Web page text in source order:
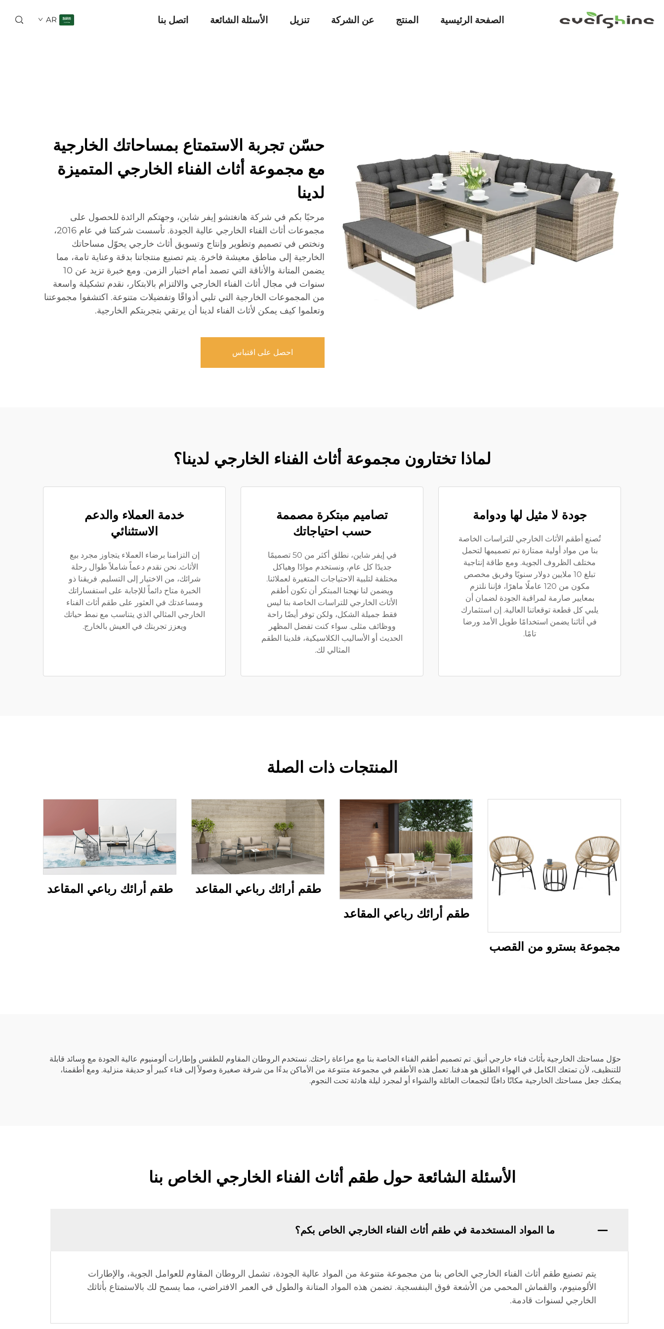
الصفحة الرئيسية المنتج عن الشركة تنزيل الأسئلة الشائعة اتصل بنا AR
حسّن تجربة الاستمتاع بمساحاتك الخارجية
مع مجموعة أثاث الفناء الخارجي المتميزة
لدينا
مرحبًا بكم في شركة هانغتشو إيفر شاين، وجهتكم الرائدة للحصول على
مجموعات أثاث الفناء الخارجي عالية الجودة. تأسست شركتنا في عام 2016،
ونختص في تصميم وتطوير وإنتاج وتسويق أثاث خارجي يحوّل مساحاتك
الخارجية إلى مناطق معيشة فاخرة. يتم تصنيع منتجاتنا بدقة وعناية تامة، مما
يضمن المتانة والأناقة التي تصمد أمام اختبار الزمن. ومع خبرة تزيد عن 10
سنوات في مجال أثاث الفناء الخارجي والالتزام بالابتكار، نقدم تشكيلة واسعة
من المجموعات الخارجية التي تلبي أذواقًا وتفضيلات متنوعة. اكتشفوا مجموعتنا
وتعلموا كيف يمكن لأثاث الفناء لدينا أن يرتقي بتجربتكم الخارجية.
احصل على اقتباس
لماذا تختارون مجموعة أثاث الفناء الخارجي لدينا؟
جودة لا مثيل لها ودوامة
تُصنع أطقم الأثاث الخارجي للتراسات الخاصة
بنا من مواد أولية ممتازة تم تصميمها لتحمل
مختلف الظروف الجوية. ومع طاقة إنتاجية
تبلغ 10 ملايين دولار سنويًا وفريق مخصص
مكون من 120 عاملًا ماهرًا، فإننا نلتزم
بمعايير صارمة لمراقبة الجودة لضمان أن
يلبي كل قطعة توقعاتنا العالية. إن استثمارك
في أثاثنا يضمن استخدامًا طويل الأمد ورضا
تامًا.
تصاميم مبتكرة مصممة
حسب احتياجاتك
في إيفر شاين، نطلق أكثر من 50 تصميمًا
جديدًا كل عام، ونستخدم موادًا وهياكل
مختلفة لتلبية الاحتياجات المتغيرة لعملائنا.
ويضمن لنا نهجنا المبتكر أن تكون أطقم
الأثاث الخارجي للتراسات الخاصة بنا ليس
فقط جميلة الشكل، ولكن توفر أيضًا راحة
ووظائف مثلى. سواء كنت تفضل المظهر
الحديث أو الأساليب الكلاسيكية، فلدينا الطقم
المثالي لك.
خدمة العملاء والدعم
الاستثنائي
إن التزامنا برضاء العملاء يتجاوز مجرد بيع
الأثاث. نحن نقدم دعماً شاملاً طوال رحلة
شرائك، من الاختيار إلى التسليم. فريقنا ذو
الخبرة متاح دائماً للإجابة على استفساراتك
ومساعدتك في العثور على طقم أثاث الفناء
الخارجي المثالي الذي يتناسب مع نمط حياتك
ويعزز تجربتك في العيش بالخارج.
المنتجات ذات الصلة
مجموعة بسترو من القصب
طقم أرائك رباعي المقاعد
طقم أرائك رباعي المقاعد طقم أرائك رباعي المقاعد
حوّل مساحتك الخارجية بأثاث فناء خارجي أنيق. تم تصميم أطقم الفناء الخاصة بنا مع مراعاة راحتك. نستخدم الروطان المقاوم للطقس وإطارات ألومنيوم عالية الجودة مع وسائد قابلة
للتنظيف، لأن تمتعك الكامل في الهواء الطلق هو هدفنا. تعمل هذه الأطقم في مجموعة متنوعة من الأماكن بدءًا من شرفة صغيرة وصولاً إلى فناء كبير أو حديقة منزلية. ومع أطقمنا،
يمكنك جعل مساحتك الخارجية مكانًا دافئًا لتجمعات العائلة والشواء أو لمجرد ليلة هادئة تحت النجوم.
الأسئلة الشائعة حول طقم أثاث الفناء الخارجي الخاص بنا
ما المواد المستخدمة في طقم أثاث الفناء الخارجي الخاص بكم؟
يتم تصنيع طقم أثاث الفناء الخارجي الخاص بنا من مجموعة متنوعة من المواد عالية الجودة، تشمل الروطان المقاوم للعوامل الجوية، والإطارات
الألومنيوم، والقماش المحمي من الأشعة فوق البنفسجية. تضمن هذه المواد المتانة والطول في العمر الافتراضي، مما يسمح لك بالاستمتاع بأثاثك
الخارجي لسنوات قادمة.